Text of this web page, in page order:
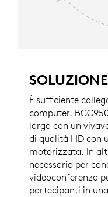
È sufficiente
computer.
larga con un
di qualità HD con
motorizzata. In
necessario per
videoconferenza
partecipanti in